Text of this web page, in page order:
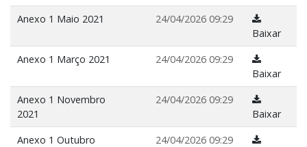
Anexo 1 Maio 2021
24/04/2026 09:29
Baixar
Anexo 1 Março 2021
24/04/2026 09:29
Baixar
Anexo 1 Novembro
2021
24/04/2026 09:29
Baixar
Anexo 1 Outubro
24/04/2026 09:29